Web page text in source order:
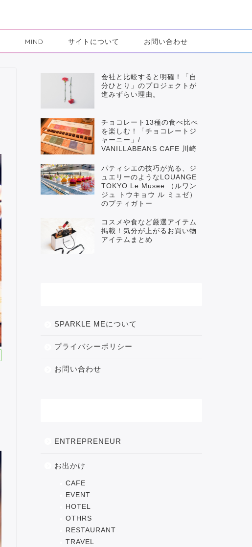
MIND サイトについて お問い合わせ
会社と比較すると明確！「自
分ひとり」のプロジェクトが
進みずらい理由。
チョコレート13種の食べ比べ
を楽しむ！「チョコレートジ
ャーニー」/
VANILLABEANS CAFE 川崎
パティシエの技巧が光る、ジ
ュエリーのようなLOUANGE
TOKYO Le Musee （ルワン
ジュ トウキョウ ル ミュゼ）
のプティガトー
コスメや食など厳選アイテム
掲載！気分が上がるお買い物
アイテムまとめ
SPARKLE MEについて
プライバシーポリシー
お問い合わせ
ENTREPRENEUR
お出かけ
CAFE
EVENT
HOTEL
OTHRS
RESTAURANT
TRAVEL